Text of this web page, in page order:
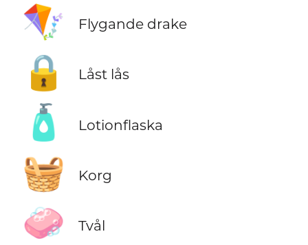
🪁 Flygande drake
🔒 Låst lås
🧴 Lotionflaska
🧺 Korg
🧼 Tvål